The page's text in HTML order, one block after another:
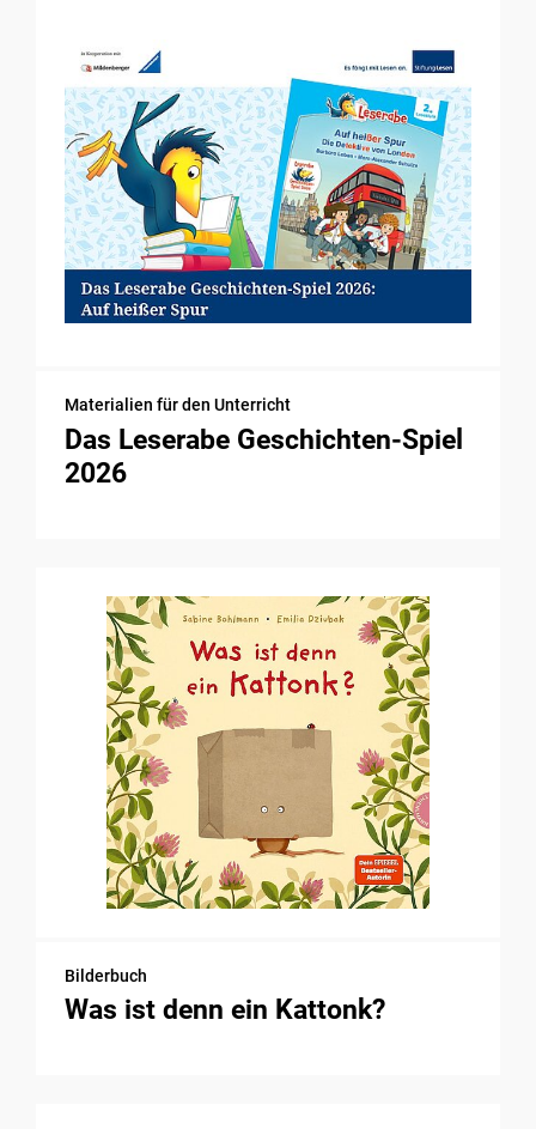
Materialien für den Unterricht
Das Leserabe Geschichten-Spiel
2026
Bilderbuch
Was ist denn ein Kattonk?